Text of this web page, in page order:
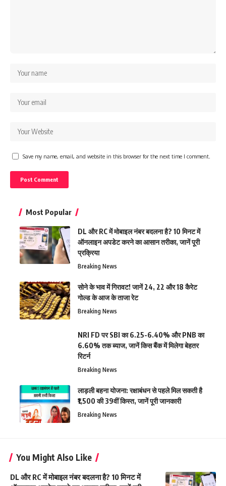
Save my name, email, and website in this browser for the next time I comment.
Most Popular
DL और RC में मोबाइल नंबर बदलना है? 10 मिनट में
ऑनलाइन अपडेट करने का आसान तरीका, जानें पूरी
प्रक्रिया
Breaking News
सोने के भाव में गिरावट! जानें 24, 22 और 18 कैरेट
गोल्ड के आज के ताजा रेट
Breaking News
NRI FD पर SBI का 6.25-6.40% और PNB का
6.60% तक ब्याज, जानें किस बैंक में मिलेगा बेहतर
रिटर्न
Breaking News
लाड़ली बहना योजना: रक्षाबंधन से पहले मिल सकती है
₹1,500 की 39वीं किस्त, जानें पूरी जानकारी
Breaking News
You Might Also Like
DL और RC में मोबाइल नंबर बदलना है? 10 मिनट में